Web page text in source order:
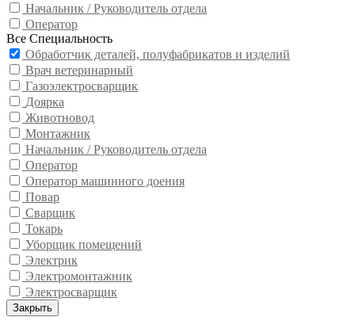
Начальник / Руководитель отдела
Оператор
Все Специальность
Обработчик деталей, полуфабрикатов и изделий
Врач ветеринарный
Газоэлектросварщик
Доярка
Животновод
Монтажник
Начальник / Руководитель отдела
Оператор
Оператор машинного доения
Повар
Сварщик
Токарь
Уборщик помещений
Электрик
Электромонтажник
Электросварщик
Закрыть